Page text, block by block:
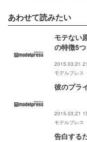
あわせて読みたい
モテない
の特徴5つ
2015.03.21
モデルプレス
彼のプラ
2015.03.21
モデルプレス
告白する